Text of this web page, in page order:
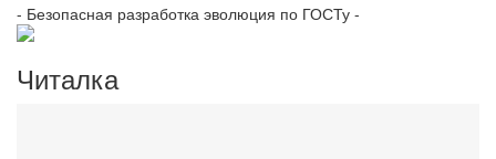
- Безопасная разработка эволюция по ГОСТу -
Читалка